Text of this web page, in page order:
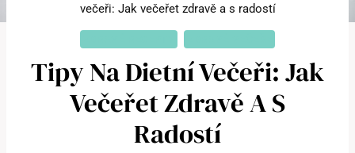
večeři: Jak večeřet zdravě a s radostí
Tipy Na Dietní Večeři: Jak
Večeřet Zdravě A S
Radostí